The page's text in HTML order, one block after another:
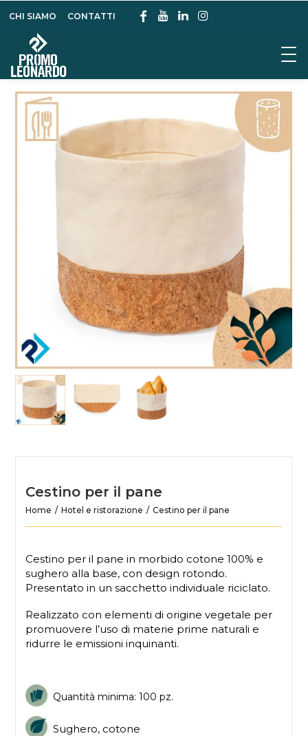
CHI SIAMO CONTATTI
Cestino per il pane
Home Hotel e ristorazione Cestino per il pane
Cestino per il pane in morbido cotone 100% e
sughero alla base, con design rotondo.
Presentato in un sacchetto individuale riciclato.
Realizzato con elementi di origine vegetale per
promuovere l’uso di materie prime naturali e
ridurre le emissioni inquinanti.
Quantità minima: 100 pz.
Sughero, cotone